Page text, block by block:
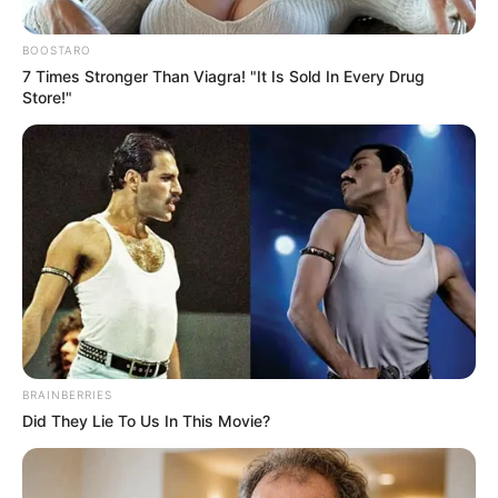
BOOSTARO
7 Times Stronger Than Viagra! "It Is Sold In Every Drug
Store!"
BRAINBERRIES
Did They Lie To Us In This Movie?